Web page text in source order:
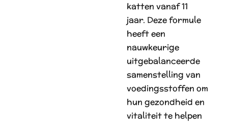
katten vanaf 11
jaar. Deze formule
heeft een
nauwkeurige
uitgebalanceerde
samenstelling van
voedingsstoffen om
hun gezondheid en
vitaliteit te helpen